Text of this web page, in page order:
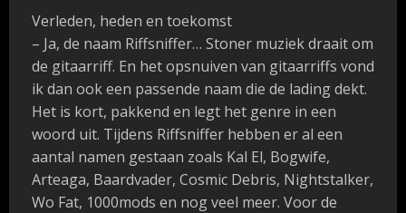
Verleden, heden en toekomst
– Ja, de naam Riffsniffer… Stoner muziek draait om
de gitaarriff. En het opsnuiven van gitaarriffs vond
ik dan ook een passende naam die de lading dekt.
Het is kort, pakkend en legt het genre in een
woord uit. Tijdens Riffsniffer hebben er al een
aantal namen gestaan zoals Kal El, Bogwife,
Arteaga, Baardvader, Cosmic Debris, Nightstalker,
Wo Fat, 1000mods en nog veel meer. Voor de